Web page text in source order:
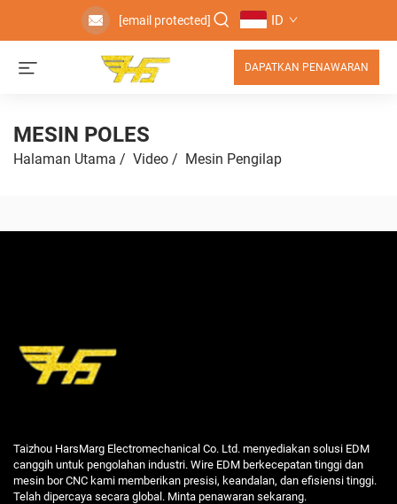
[email protected] ID
DAPATKAN PENAWARAN
MESIN POLES
Halaman Utama / Video / Mesin Pengilap
Taizhou HarsMarg Electromechanical Co. Ltd. menyediakan solusi EDM
canggih untuk pengolahan industri. Wire EDM berkecepatan tinggi dan
mesin bor CNC kami memberikan presisi, keandalan, dan efisiensi tinggi.
Telah dipercaya secara global. Minta penawaran sekarang.